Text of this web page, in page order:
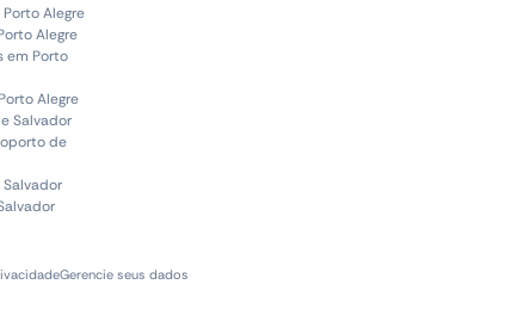
Alegre
Alegre
em Porto
Alegre
Salvador
de
Gerencie seus dados